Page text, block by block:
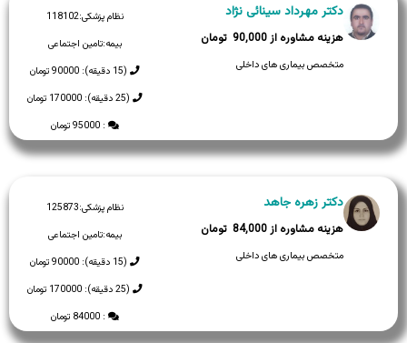
نظام پزشکی:118102
بیمه:تامین اجتماعی
(15 دقیقه): 90000 تومان
(25 دقیقه): 170000 تومان
: 95000 تومان
دکتر مهرداد سینائی نژاد
90,000
متخصص بیماری های داخلی
نظام پزشکی:125873
بیمه:تامین اجتماعی
(15 دقیقه): 90000 تومان
(25 دقیقه): 170000 تومان
: 84000 تومان
دکتر زهره جاهد
84,000
متخصص بیماری های داخلی